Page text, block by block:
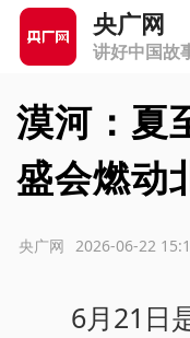
央广网
讲好中国故
漠河：夏
盛会燃动
2026-06-22
央广网
6月21日